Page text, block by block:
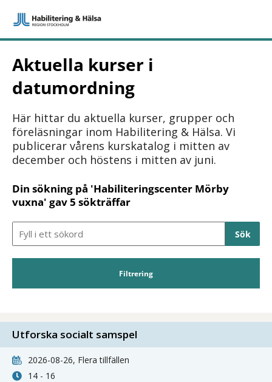
Aktuella kurser i
datumordning
Här hittar du aktuella kurser, grupper och
föreläsningar inom Habilitering & Hälsa. Vi
publicerar vårens kurskatalog i mitten av
december och höstens i mitten av juni.
Din sökning på 'Habiliteringscenter Mörby
vuxna' gav 5 sökträffar
Sökfält
Filtrering
Utforska socialt samspel
2026-08-26, Flera tillfällen
14 - 16